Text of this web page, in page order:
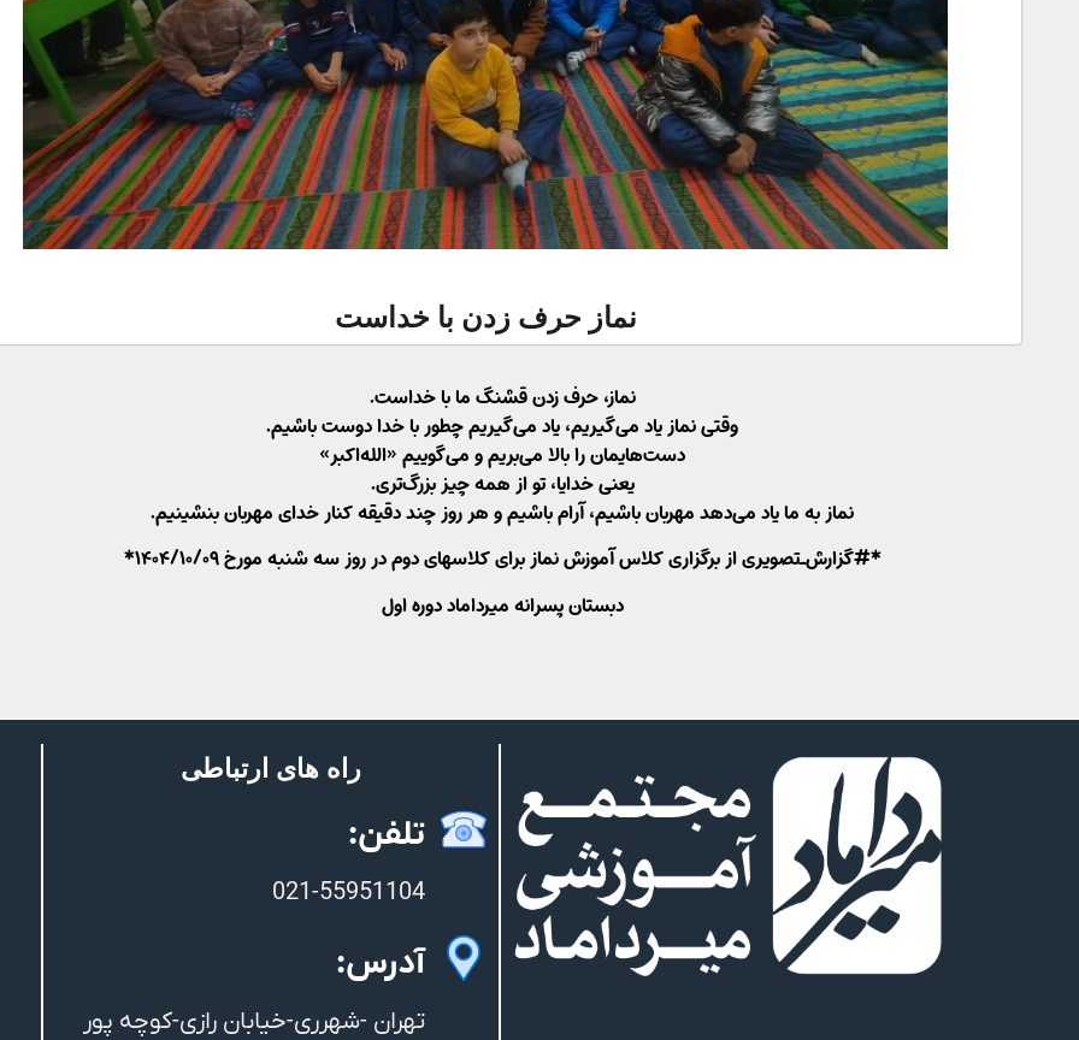
نماز حرف زدن با خداست
نماز، حرف زدن قشنگ ما با خداست.
وقتی نماز یاد می‌گیریم، یاد می‌گیریم چطور با خدا دوست باشیم.
دست‌هایمان را بالا می‌بریم و می‌گوییم «الله‌اکبر»
یعنی خدایا، تو از همه چیز بزرگ‌تری.
نماز به ما یاد می‌دهد مهربان باشیم، آرام باشیم و هر روز چند دقیقه کنار خدای مهربان بنشینیم.
*#گزارش_تصویری از برگزاری کلاس آموزش نماز برای کلاسهای دوم در روز سه شنبه مورخ ۱۴۰۴/۱۰/۰۹*
دبستان پسرانه میرداماد دوره اول
راه های ارتباطی
تلفن:
021-55951104
آدرس:
تهران -شهرری-خیابان رازی-کوچه پور